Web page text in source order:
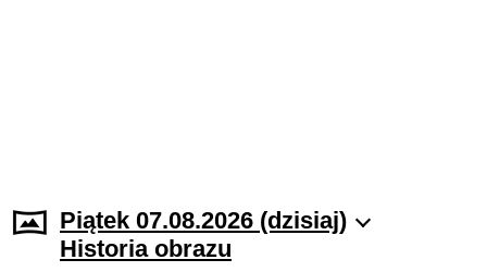
Piątek 07.08.2026 (dzisiaj)
Historia obrazu